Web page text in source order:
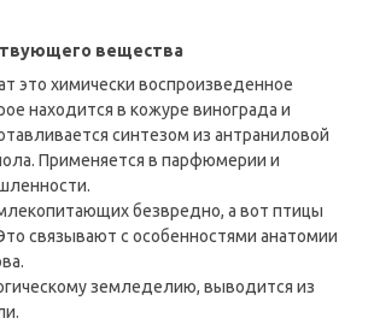
вещества
это химически воспроизведенное
находится в кожуре винограда и
синтезом из антраниловой
Применяется в парфюмерии и
безвредно, а вот птицы
связывают с особенностями анатомии
земледелию, выводится из